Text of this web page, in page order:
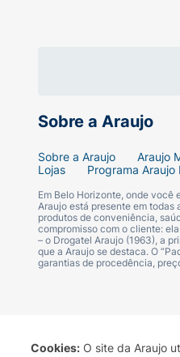
Cookies: O site da Araujo
Sobre a Araujo
Sobre a Araujo Araujo
Lojas
Programa Araujo
Em Belo Horizonte, onde você
Araujo está presente em todas
produtos de conveniência,
compromisso com o cliente:
– o Drogatel Araujo (1963), a
que a Araujo se destaca. O
garantias de procedência,